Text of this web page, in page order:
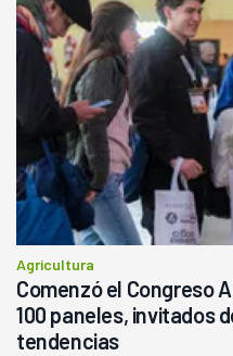
Agricultura
Comenzó el Congreso
100 paneles, invitados
tendencias